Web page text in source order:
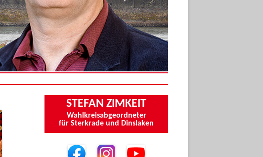
STEFAN ZIMKEIT
Wahlkreisabgeordneter
für Sterkrade und Dinslaken